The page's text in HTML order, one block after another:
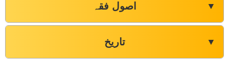
اصول فقہ ▼
تاریخ ▼